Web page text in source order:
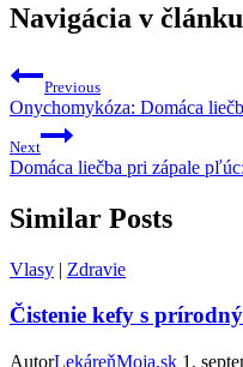
Navigácia v článku
Previous
Onychomykóza: Domáca
Next
Domáca liečba pri zápale
Similar Posts
Vlasy | Zdravie
Čistenie kefy s
AutorLekáreňMoja.sk 1.